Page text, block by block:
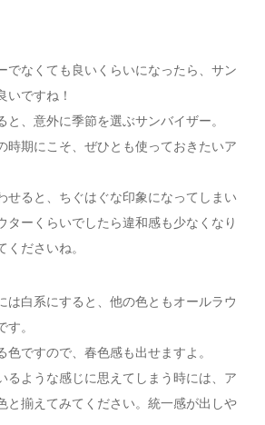
でなくても良いくらいになったら、サン
いですね！
と、意外に季節を選ぶサンバイザー。
時期にこそ、ぜひとも使っておきたいア
せると、ちぐはぐな印象になってしまい
ターくらいでしたら違和感も少なくなり
くださいね。
は白系にすると、他の色ともオールラウ
。
色ですので、春色感も出せますよ。
るような感じに思えてしまう時には、ア
と揃えてみてください。統一感が出しや